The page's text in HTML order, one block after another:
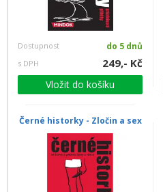
Dostupnost do 5 dnů
s DPH 249,- Kč
Vložit do košíku
Černé historky - Zločin a sex